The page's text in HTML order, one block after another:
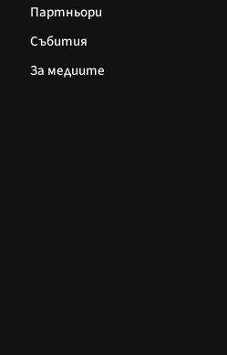
Партньори
Събития
За медиите